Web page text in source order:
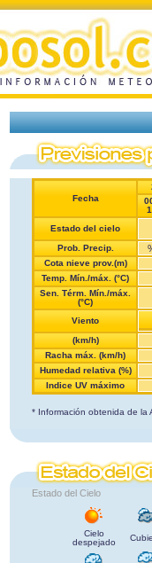
Fecha
Estado del cielo
Prob. Precip.
Cota nieve prov.(m)
Temp. Mín./máx. (°C)
Sen. Térm. Mín./máx.
(°C)
Viento
(km/h)
Racha máx. (km/h)
Humedad relativa (%)
Indice UV máximo
* Información obtenida de la
Estado del Cielo
Cielo
despejado